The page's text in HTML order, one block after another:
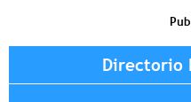
Directorio